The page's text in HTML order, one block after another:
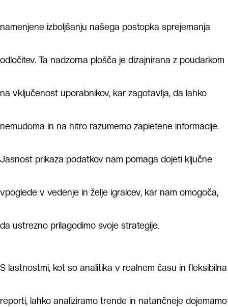
namenjene izboljšanju našega postopka sprejemanja
odločitev. Ta nadzorna plošča je dizajnirana z poudarkom
na vključenost uporabnikov, kar zagotavlja, da lahko
nemudoma in na hitro razumemo zapletene informacije.
Jasnost prikaza podatkov nam pomaga dojeti ključne
vpoglede v vedenje in želje igralcev, kar nam omogoča,
da ustrezno prilagodimo svoje strategije.
S lastnostmi, kot so analitika v realnem času in fleksibilna
reporti, lahko analiziramo trende in natančneje dojemamo